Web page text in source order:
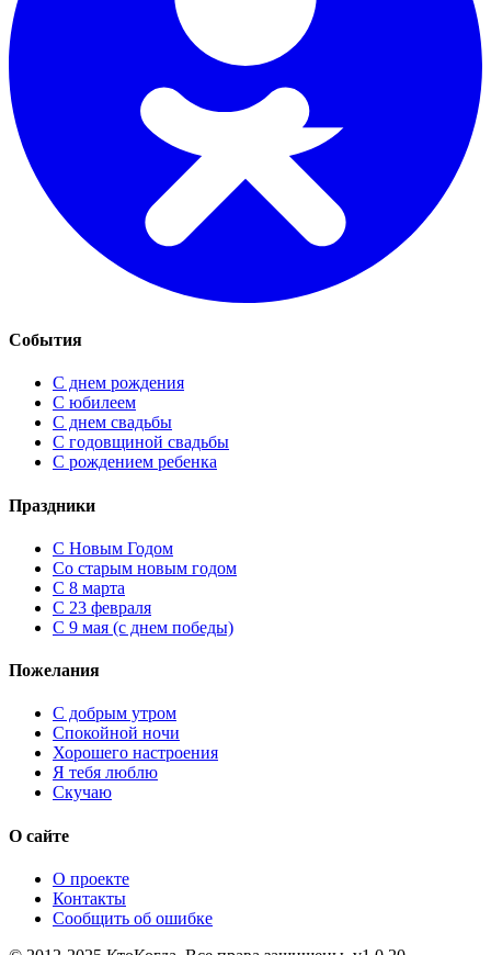
События
С днем рождения
С юбилеем
С днем свадьбы
С годовщиной свадьбы
С рождением ребенка
Праздники
C Новым Годом
Cо старым новым годом
С 8 марта
С 23 февраля
С 9 мая (с днем победы)
Пожелания
С добрым утром
Спокойной ночи
Хорошего настроения
Я тебя люблю
Скучаю
О сайте
О проекте
Контакты
Сообщить об ошибке